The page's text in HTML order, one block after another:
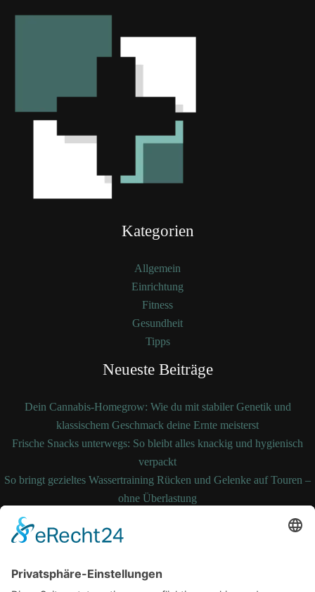
Kategorien
Allgemein
Einrichtung
Fitness
Gesundheit
Tipps
Neueste Beiträge
Dein Cannabis-Homegrow: Wie du mit stabiler Genetik und
klassischem Geschmack deine Ernte meisterst
Frische Snacks unterwegs: So bleibt alles knackig und hygienisch
verpackt
So bringt gezieltes Wassertraining Rücken und Gelenke auf Touren –
ohne Überlastung
So bleibt Ihre Bettdecke auch nach Jahren noch formstabil und
temperaturausgleichend
und durchsetzen